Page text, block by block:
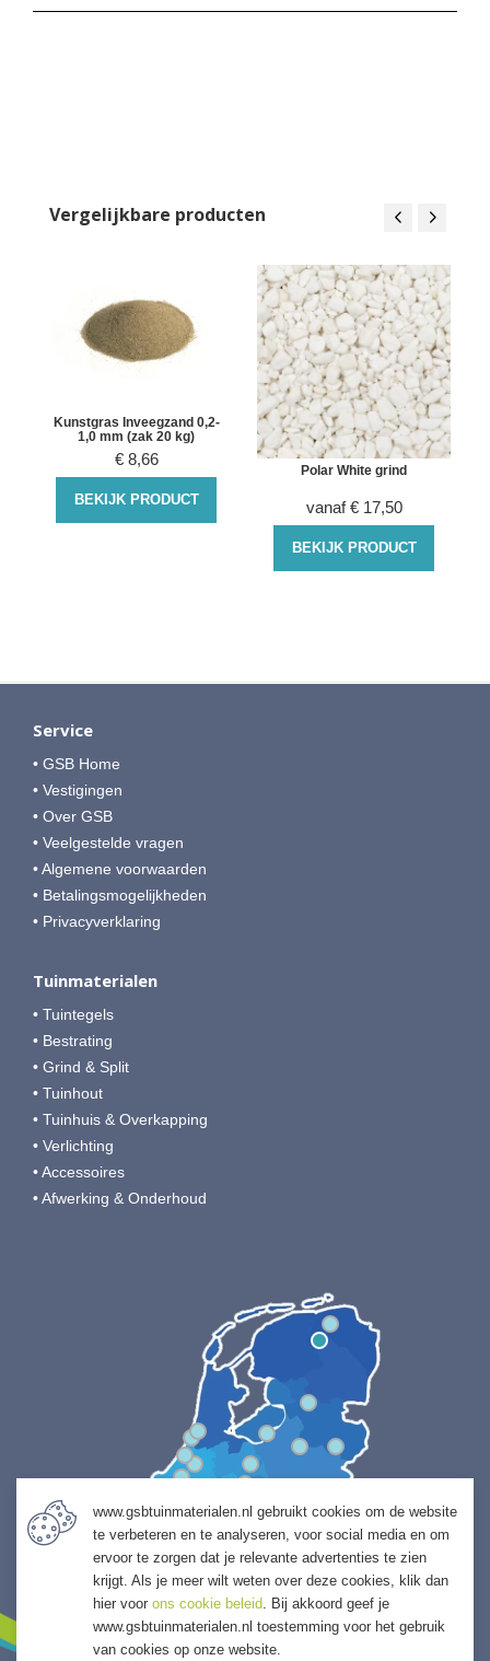
Vergelijkbare producten
Kunstgras Inveegzand 0,2-
1,0 mm (zak 20 kg)
€ 8,66
BEKIJK PRODUCT
Polar White grind
vanaf € 17,50
BEKIJK PRODUCT
Service
• GSB Home
• Vestigingen
• Over GSB
• Veelgestelde vragen
• Algemene voorwaarden
• Betalingsmogelijkheden
• Privacyverklaring
Tuinmaterialen
• Tuintegels
• Bestrating
• Grind & Split
• Tuinhout
• Tuinhuis & Overkapping
• Verlichting
• Accessoires
• Afwerking & Onderhoud
www.gsbtuinmaterialen.nl gebruikt cookies om de website
te verbeteren en te analyseren, voor social media en om
ervoor te zorgen dat je relevante advertenties te zien
krijgt. Als je meer wilt weten over deze cookies, klik dan
hier voor ons cookie beleid. Bij akkoord geef je
www.gsbtuinmaterialen.nl toestemming voor het gebruik
van cookies op onze website.